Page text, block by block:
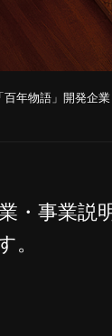
百年物語」開発企
・事業説
。